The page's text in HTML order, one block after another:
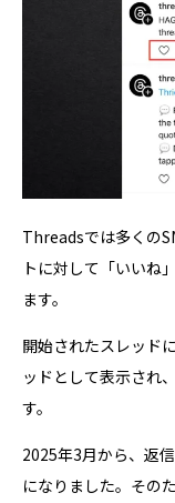
Threadsでは多くの
トに対して「いいね
ます。
開始されたスレッド
ッドとして表示され
す。
2025年3月から、返
になりました。その